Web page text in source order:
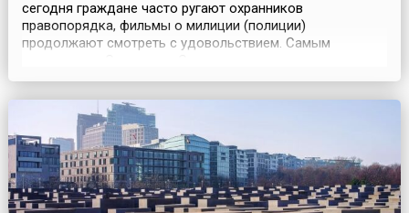
сегодня граждане часто ругают охранников
правопорядка, фильмы о милиции (полиции)
продолжают смотреть с удовольствием. Самым
буднях Московского уголовного розыска (МУРа) стал,
Говорухина «Место встречи изменить нельзя». Сериал
был создан на базе Одес...